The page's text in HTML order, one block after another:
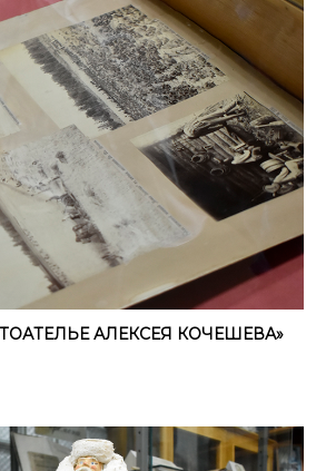
АЛЕКСЕЯ КОЧЕШЕВА»